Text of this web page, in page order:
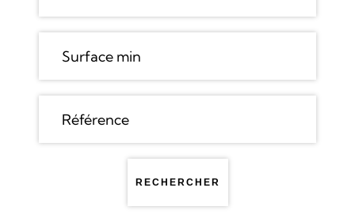
RECHERCHER